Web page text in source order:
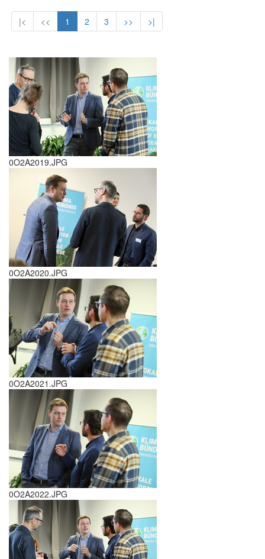
|< << 1 2 3 >> >|
0O2A2019.JPG
0O2A2020.JPG
0O2A2021.JPG
0O2A2022.JPG